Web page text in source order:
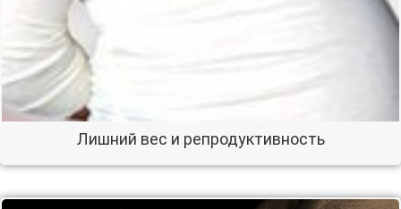
Лишний вес и репродуктивность